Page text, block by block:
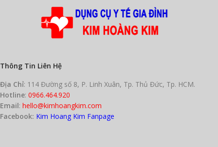
Thông Tin Liên Hệ
Địa Chỉ: 114 Đường số 8, P. Linh Xuân, Tp. Thủ Đức, Tp. HCM.
Hotline: 0966.464.920
Email: hello@kimhoangkim.com
Facebook: Kim Hoang Kim Fanpage